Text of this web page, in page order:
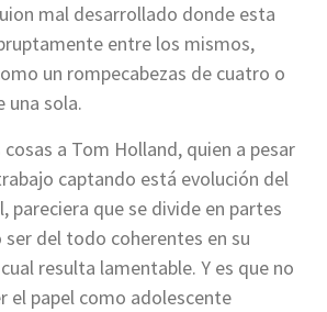
mal desarrollado donde esta
entre los mismos,
un rompecabezas de cuatro o
una sola.
a Tom Holland, quien a pesar
captando está evolución del
pareciera que se divide en partes
ser del todo coherentes en su
resulta lamentable. Y es que no
el papel como adolescente